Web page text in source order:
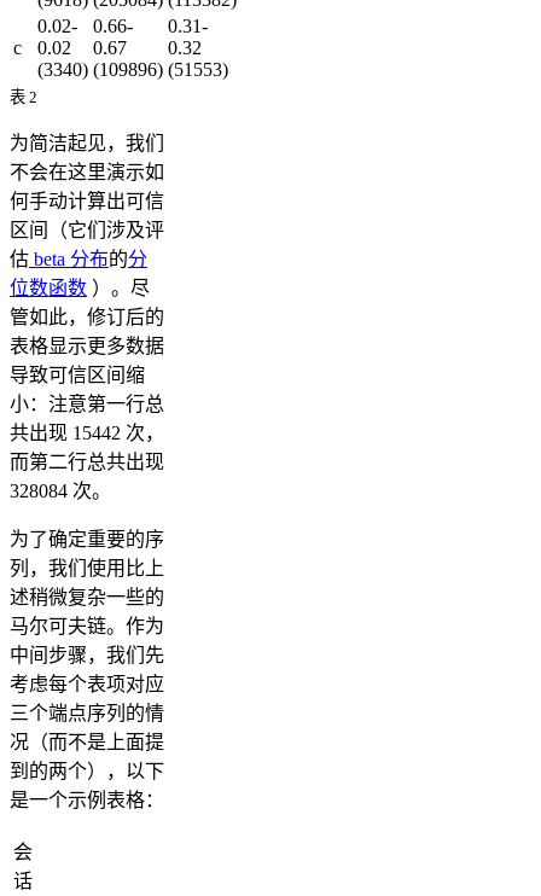
c
0.02-
0.02
(3340)
0.66-
0.67
(109896)
0.31-
0.32
(51553)
表 2
为简洁起见，我们
不会在这里演示如
何手动计算出可信
区间（它们涉及评
估 beta 分布的分
位数函数 ）。尽
管如此，修订后的
表格显示更多数据
导致可信区间缩
小：注意第一行总
共出现 15442 次，
而第二行总共出现
328084 次。
为了确定重要的序
列，我们使用比上
述稍微复杂一些的
马尔可夫链。作为
中间步骤，我们先
考虑每个表项对应
三个端点序列的情
况（而不是上面提
到的两个），以下
是一个示例表格：
会
话